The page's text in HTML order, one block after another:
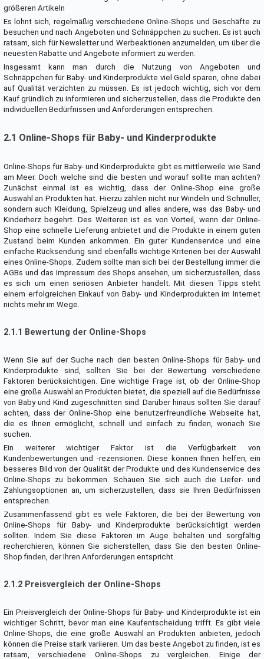
größeren Artikeln
Es lohnt sich, regelmäßig verschiedene Online-Shops und Geschäfte zu
besuchen und nach Angeboten und Schnäppchen zu suchen. Es ist auch
ratsam, sich für Newsletter und Werbeaktionen anzumelden, um über die
neuesten Rabatte und Angebote informiert zu werden.
Insgesamt kann man durch die Nutzung von Angeboten und
Schnäppchen für Baby- und Kinderprodukte viel Geld sparen, ohne dabei
auf Qualität verzichten zu müssen. Es ist jedoch wichtig, sich vor dem
Kauf gründlich zu informieren und sicherzustellen, dass die Produkte den
individuellen Bedürfnissen und Anforderungen entsprechen.
2.1 Online-Shops für Baby- und Kinderprodukte
Online-Shops für Baby- und Kinderprodukte gibt es mittlerweile wie Sand
am Meer. Doch welche sind die besten und worauf sollte man achten?
Zunächst einmal ist es wichtig, dass der Online-Shop eine große
Auswahl an Produkten hat. Hierzu zählen nicht nur Windeln und Schnuller,
sondern auch Kleidung, Spielzeug und alles andere, was das Baby- und
Kinderherz begehrt. Des Weiteren ist es von Vorteil, wenn der Online-
Shop eine schnelle Lieferung anbietet und die Produkte in einem guten
Zustand beim Kunden ankommen. Ein guter Kundenservice und eine
einfache Rücksendung sind ebenfalls wichtige Kriterien bei der Auswahl
eines Online-Shops. Zudem sollte man sich bei der Bestellung immer die
AGBs und das Impressum des Shops ansehen, um sicherzustellen, dass
es sich um einen seriösen Anbieter handelt. Mit diesen Tipps steht
einem erfolgreichen Einkauf von Baby- und Kinderprodukten im Internet
nichts mehr im Wege.
2.1.1 Bewertung der Online-Shops
Wenn Sie auf der Suche nach den besten Online-Shops für Baby- und
Kinderprodukte sind, sollten Sie bei der Bewertung verschiedene
Faktoren berücksichtigen. Eine wichtige Frage ist, ob der Online-Shop
eine große Auswahl an Produkten bietet, die speziell auf die Bedürfnisse
von Baby und Kind zugeschnitten sind. Darüber hinaus sollten Sie darauf
achten, dass der Online-Shop eine benutzerfreundliche Webseite hat,
die es Ihnen ermöglicht, schnell und einfach zu finden, wonach Sie
suchen.
Ein weiterer wichtiger Faktor ist die Verfügbarkeit von
Kundenbewertungen und -rezensionen. Diese können Ihnen helfen, ein
besseres Bild von der Qualität der Produkte und des Kundenservice des
Online-Shops zu bekommen. Schauen Sie sich auch die Liefer- und
Zahlungsoptionen an, um sicherzustellen, dass sie Ihren Bedürfnissen
entsprechen.
Zusammenfassend gibt es viele Faktoren, die bei der Bewertung von
Online-Shops für Baby- und Kinderprodukte berücksichtigt werden
sollten. Indem Sie diese Faktoren im Auge behalten und sorgfältig
recherchieren, können Sie sicherstellen, dass Sie den besten Online-
Shop finden, der Ihren Anforderungen entspricht.
2.1.2 Preisvergleich der Online-Shops
Ein Preisvergleich der Online-Shops für Baby- und Kinderprodukte ist ein
wichtiger Schritt, bevor man eine Kaufentscheidung trifft. Es gibt viele
Online-Shops, die eine große Auswahl an Produkten anbieten, jedoch
können die Preise stark variieren. Um das beste Angebot zu finden, ist es
ratsam, verschiedene Online-Shops zu vergleichen. Einige der